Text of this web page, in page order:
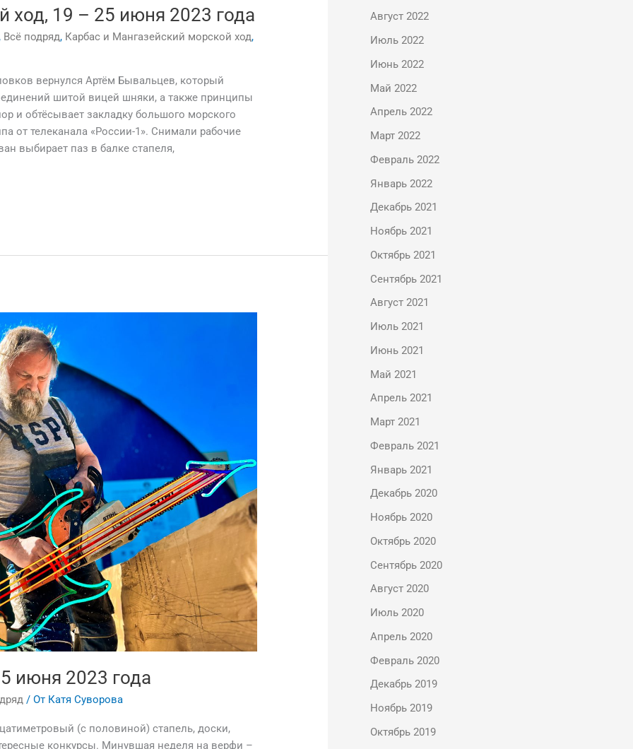
ход, 19 – 25 июня 2023 года
Всё подряд, Карбас и Мангазейский морской ход,
вернулся Артём Бывальцев, который
шитой вицей шняки, а также принципы
и обтёсывает закладку большого морского
от телеканала «России-1». Снимали рабочие
выбирает паз в балке стапеля,
июня 2023 года
/ От Катя Суворова
(с половиной) стапель, доски,
конкурсы. Минувшая неделя на верфи –
Август 2022
Июль 2022
Июнь 2022
Май 2022
Апрель 2022
Март 2022
Февраль 2022
Январь 2022
Декабрь 2021
Ноябрь 2021
Октябрь 2021
Сентябрь 2021
Август 2021
Июль 2021
Июнь 2021
Май 2021
Апрель 2021
Март 2021
Февраль 2021
Январь 2021
Декабрь 2020
Ноябрь 2020
Октябрь 2020
Сентябрь 2020
Август 2020
Июль 2020
Апрель 2020
Февраль 2020
Декабрь 2019
Ноябрь 2019
Октябрь 2019